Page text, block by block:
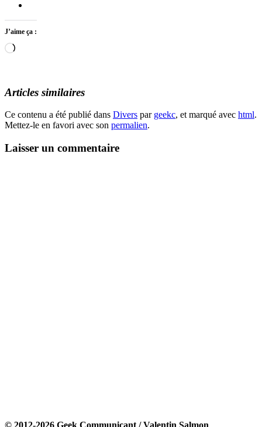
J’aime ça :
Chargement…
Articles similaires
Ce contenu a été publié dans Divers par geekc, et marqué avec html.
Mettez-le en favori avec son permalien.
Laisser un commentaire
© 2012-2026 Geek Communicant / Valentin Salmon